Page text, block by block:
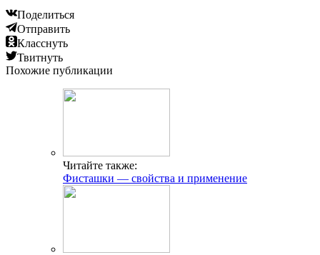
Поделиться
Отправить
Класснуть
Твитнуть
Похожие публикации
Читайте также:
Фисташки — свойства и применение